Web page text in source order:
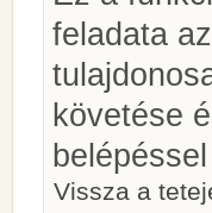
feladata
követése
Vissza a